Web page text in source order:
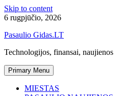
Skip to content
6 rugpjūčio, 2026
Pasaulio Gidas.LT
Technologijos, finansai, naujienos
Primary Menu
MIESTAS